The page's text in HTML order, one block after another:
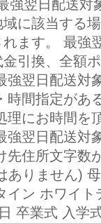
強翌日配送
に該当する
ます。 最強
引換、全額
強翌日配送対
時間指定があ
理にお時間を
強翌日配送対
先住所文字数
ありません)
イン ホワイ
卒業式 入学